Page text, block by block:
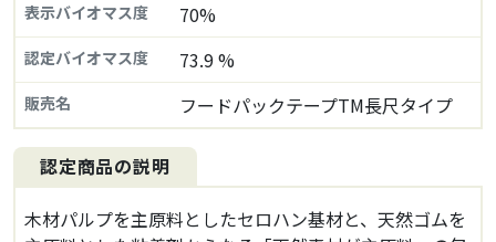
表示バイオマス度 70%
認定バイオマス度 73.9 %
販売名 フードパックテープTM長尺タイプ
認定商品の説明
木材パルプを主原料としたセロハン基材と、天然ゴムを